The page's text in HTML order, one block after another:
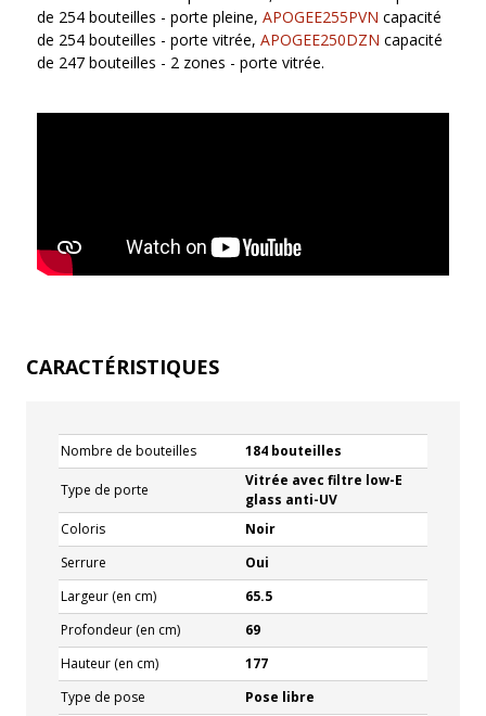
de 254 bouteilles - porte pleine, APOGEE255PVN capacité
de 254 bouteilles - porte vitrée, APOGEE250DZN capacité
de 247 bouteilles - 2 zones - porte vitrée.
CARACTÉRISTIQUES
Nombre de bouteilles 184 bouteilles
Type de porte
Vitrée avec filtre low-E
glass anti-UV
Coloris
Noir
Serrure
Oui
Largeur (en cm)
65.5
Profondeur (en cm)
69
Hauteur (en cm)
177
Type de pose
Pose libre